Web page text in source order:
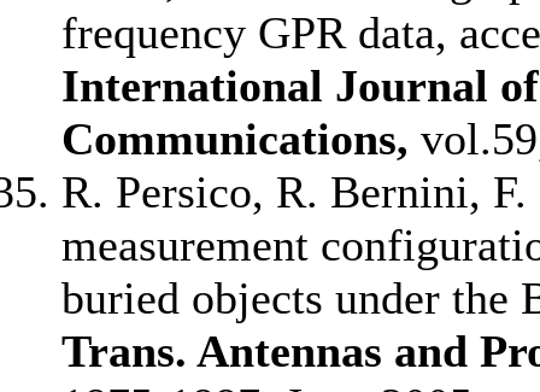
frequency GPR data,
International Journal
Communications,
R. Persico, R. Bernini,
measurement
buried objects under the
Trans. Antennas and